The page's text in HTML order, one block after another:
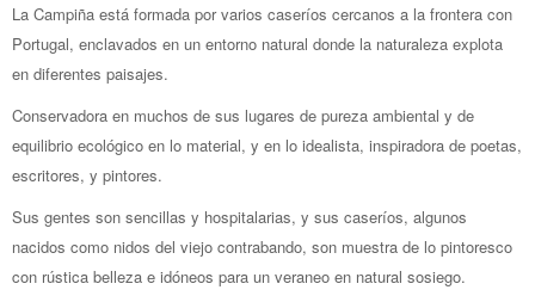
La Campiña está formada por varios caseríos cercanos a la frontera con
Portugal, enclavados en un entorno natural donde la naturaleza explota
en diferentes paisajes.
Conservadora en muchos de sus lugares de pureza ambiental y de
equilibrio ecológico en lo material, y en lo idealista, inspiradora de poetas,
escritores, y pintores.
Sus gentes son sencillas y hospitalarias, y sus caseríos, algunos
nacidos como nidos del viejo contrabando, son muestra de lo pintoresco
con rústica belleza e idóneos para un veraneo en natural sosiego.